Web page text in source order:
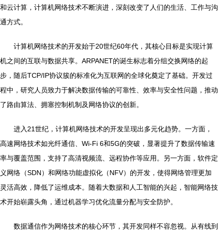
和云计算，计算机网络技术不断演进，深刻改变了人们的生活、工作与沟
通方式。
计算机网络技术的开发始于20世纪60年代，其核心目标是实现计算
机之间的互联与数据共享。ARPANET的诞生标志着分组交换网络的起
步，随后TCP/IP协议簇的标准化为互联网的全球化奠定了基础。开发过
程中，研究人员致力于解决数据传输的可靠性、效率与安全性问题，推动
了路由算法、拥塞控制机制及网络协议的创新。
进入21世纪，计算机网络技术的开发呈现出多元化趋势。一方面，
高速网络技术如光纤通信、Wi-Fi 6和5G的突破，显著提升了数据传输速
率与覆盖范围，支持了高清视频流、远程协作等应用。另一方面，软件定
义网络（SDN）和网络功能虚拟化（NFV）的开发，使得网络管理更加
灵活高效，降低了运维成本。随着大数据和人工智能的兴起，智能网络技
术开始崭露头角，通过机器学习优化流量分配与安全防护。
数据通信作为网络技术的核心环节，其开发同样不容忽视。从有线到